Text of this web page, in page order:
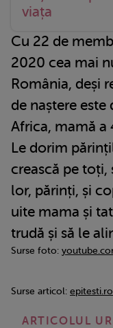
viața
Cu 22 de
2020 cea mai
România, deși
de naștere
Africa, mamă a
Le dorim
crească pe toți,
lor, părinți, și
uite mama și
trudă și să le
Surse foto:
Surse articol: epitesti.ro
ARTICOLUL